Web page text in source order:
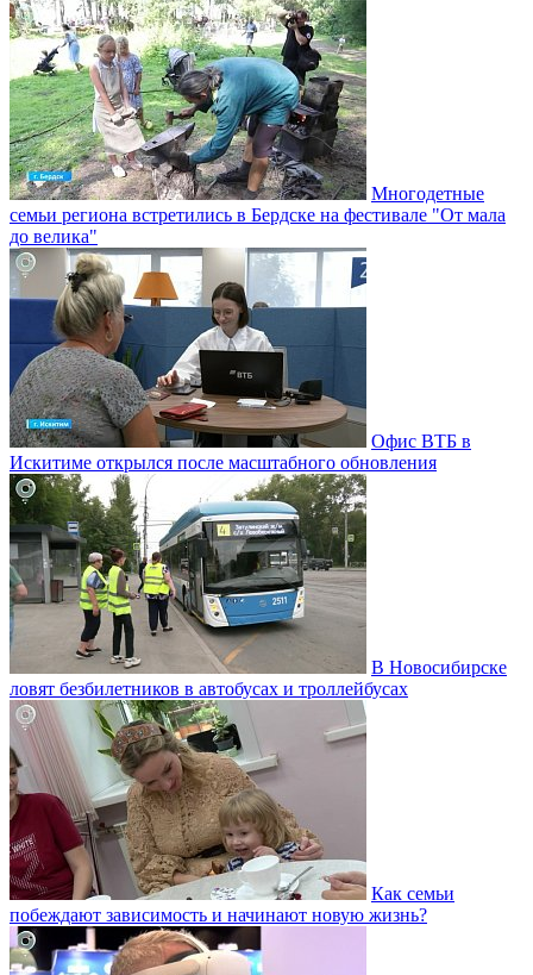
Многодетные
семьи региона встретились в Бердске на фестивале "От мала
до велика"
Офис ВТБ в
Искитиме открылся после масштабного обновления
В Новосибирске
ловят безбилетников в автобусах и троллейбусах
Как семьи
побеждают зависимость и начинают новую жизнь?